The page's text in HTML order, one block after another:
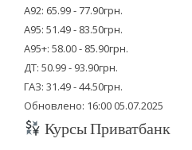
А92: 65.99 - 77.90грн.
А95: 51.49 - 83.50грн.
А95+: 58.00 - 85.90грн.
ДТ: 50.99 - 93.90грн.
ГАЗ: 31.49 - 44.50грн.
Обновлено: 16:00 05.07.2025
Курсы Приватбанк